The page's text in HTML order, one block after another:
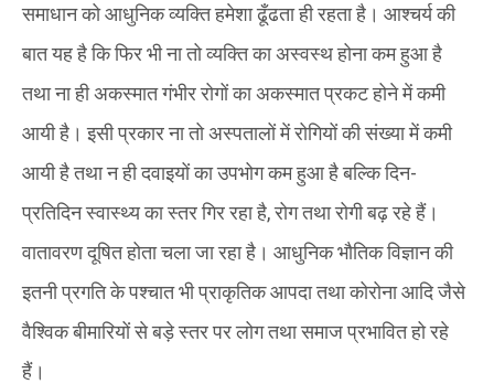
समाधान को आधुनिक व्यक्ति हमेशा ढूँढता ही रहता है। आश्चर्य की
बात यह है कि फिर भी ना तो व्यक्ति का अस्वस्थ होना कम हुआ है
तथा ना ही अकस्मात गंभीर रोगों का अकस्मात प्रकट होने में कमी
आयी है। इसी प्रकार ना तो अस्पतालों में रोगियों की संख्या में कमी
आयी है तथा न ही दवाइयों का उपभोग कम हुआ है बल्कि दिन-
प्रतिदिन स्वास्थ्य का स्तर गिर रहा है, रोग तथा रोगी बढ़ रहे हैं।
वातावरण दूषित होता चला जा रहा है। आधुनिक भौतिक विज्ञान की
इतनी प्रगति के पश्चात भी प्राकृतिक आपदा तथा कोरोना आदि जैसे
वैश्विक बीमारियों से बड़े स्तर पर लोग तथा समाज प्रभावित हो रहे
हैं।